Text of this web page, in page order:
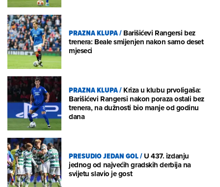
PRAZNA KLUPA/Barišićevi Rangersi bez
trenera: Beale smijenjen nakon samo deset
mjeseci
PRAZNA KLUPA/Kriza u klubu prvoligaša:
Barišićevi Rangersi nakon poraza ostali bez
trenera, na dužnosti bio manje od godinu
dana
PRESUDIO JEDAN GOL/U 437. izdanju
jednog od najvećih gradskih derbija na
svijetu slavio je gost